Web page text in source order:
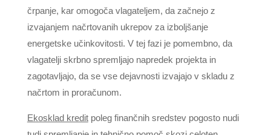
črpanje, kar omogoča vlagateljem, da začnejo z
izvajanjem načrtovanih ukrepov za izboljšanje
energetske učinkovitosti. V tej fazi je pomembno, da
vlagatelji skrbno spremljajo napredek projekta in
zagotavljajo, da se vse dejavnosti izvajajo v skladu z
načrtom in proračunom.
Ekosklad kreditpoleg finančnih sredstev pogosto nudi